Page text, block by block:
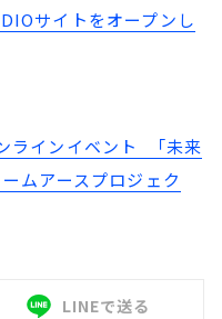
サイトをオープンし
ラインイベント 「未来
ムアースプロジェク
LINEで送る